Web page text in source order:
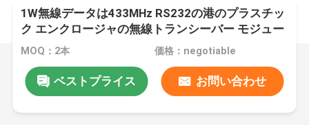
1W無線データは433MHz RS232の港のプラスチッ
ク エンクロージャの無線トランシーバー モジュー
ルを無線で送ります
MOQ：2本 価格：negotiable
ベストプライス お問い合わせ